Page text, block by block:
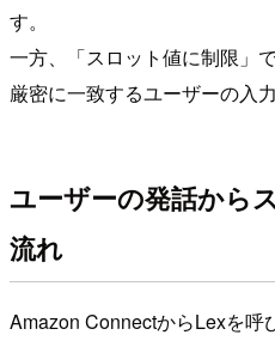
す。
一方、「スロット値に制限」
厳密に一致するユーザーの入
ユーザーの発話から
流れ
Amazon ConnectからLexを呼